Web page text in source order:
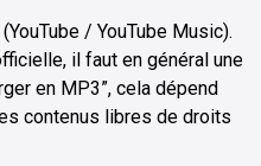
/ YouTube Music).
il faut en général une
en MP3”, cela dépend
contenus libres de droits